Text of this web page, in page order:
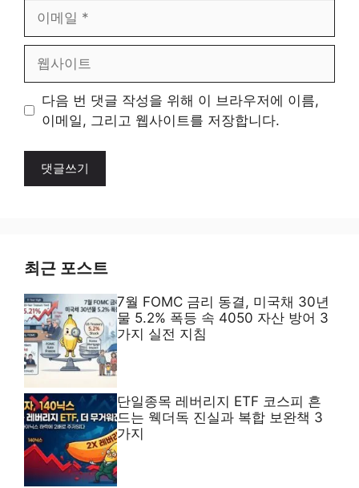
일
트
다음 번 댓글 작성을 위해 이 브라우저에 이름,
이메일, 그리고 웹사이트를 저장합니다.
e
n
a
t
i
v
e
:
최근 포스트
7월 FOMC 금리 동결, 미국채 30년
물 5.2% 폭등 속 4050 자산 방어 3
가지 실전 지침
단일종목 레버리지 ETF 코스피 흔
드는 웩더독 진실과 복합 보완책 3
가지